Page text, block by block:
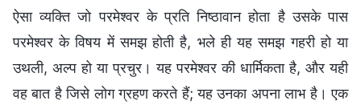
ऐसा व्यक्ति जो परमेश्वर के प्रति निष्ठावान होता है उसके पास
परमेश्वर के विषय में समझ होती है, भले ही यह समझ गहरी हो या
उथली, अल्प हो या प्रचुर। यह परमेश्वर की धार्मिकता है, और यही
वह बात है जिसे लोग ग्रहण करते हैं; यह उनका अपना लाभ है। एक